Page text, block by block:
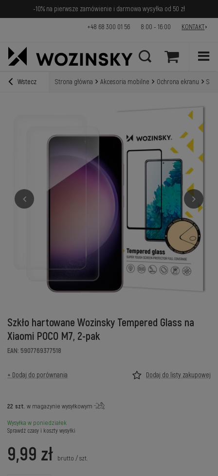
-10% na pierwsze zamówienie i darmowa wysyłka od 50 zł
+48 68 300 01 56 8:00 - 16:00 KONTAKT
Wstecz Strona główna Akcesoria mobilne Ochrona ekranu
Szkło hartowane Wozinsky Tempered Glass na
Xiaomi POCO M7, 2-pak
EAN: 5907769377518
+ Dodaj do porównania Dodaj do listy zakupowej
22 szt. w magazynie wysyłkowym
Wysyłka w poniedziałek
Sprawdź czasy i koszty wysyłki
9,99 zł brutto /szt.